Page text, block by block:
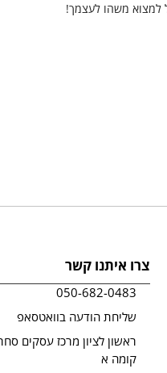
למצוא משהו לעצמך!
צרו איתנו קשר
050-682-0483
שליחת הודעה בוואטסאפ
קומה א